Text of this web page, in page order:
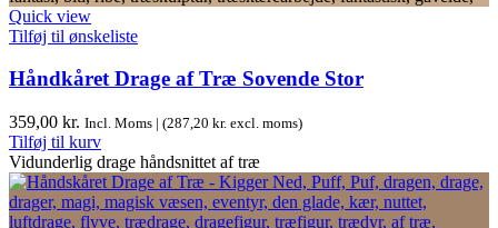
Quick view
Tilføj til ønskeliste
Håndkåret Drage af Træ Sovende Stor
359,00 kr. Incl. Moms | (287,20 kr. excl. moms)
Tilføj til kurv
Vidunderlig drage håndsnittet af træ